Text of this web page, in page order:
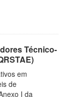
Técnico-
em
de
I da